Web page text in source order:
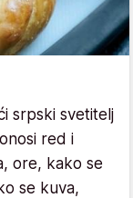
srpski svetitelj
red i
ore, kako se
se kuva,